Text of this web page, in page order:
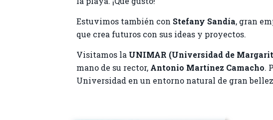
Estuvimos también con Stefany Sandía, gran
que crea futuros con sus ideas y proyectos.
Visitamos la UNIMAR (Universidad de
mano de su rector, Antonio Martínez Camacho.
Universidad en un entorno natural de gran